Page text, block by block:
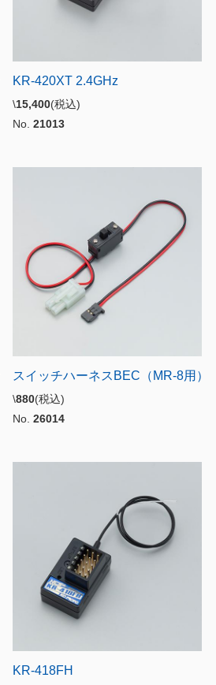
KR-420XT 2.4GHz
\15,400(税込)
No. 21013
スイッチハーネスBEC（MR-8用）
\880(税込)
No. 26014
KR-418FH